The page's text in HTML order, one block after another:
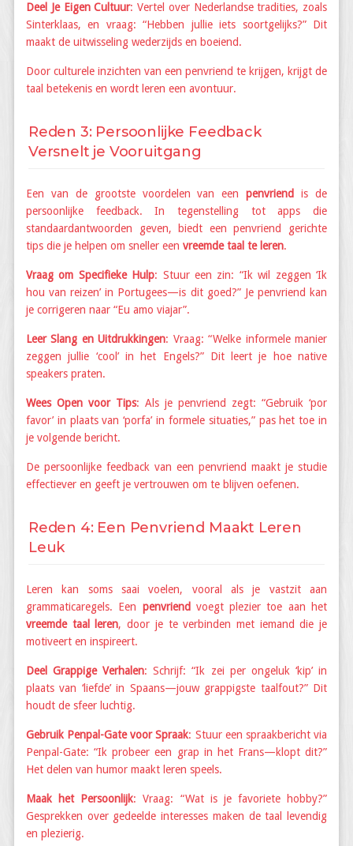
Deel Je Eigen Cultuur: Vertel over Nederlandse tradities, zoals
Sinterklaas, en vraag: “Hebben jullie iets soortgelijks?” Dit
maakt de uitwisseling wederzijds en boeiend.
Door culturele inzichten van een penvriend te krijgen, krijgt de
taal betekenis en wordt leren een avontuur.
Reden 3: Persoonlijke Feedback
Versnelt je Vooruitgang
Een van de grootste voordelen van eenpenvriend
is de
persoonlijke feedback. In tegenstelling tot apps die
standaardantwoorden geven, biedt een penvriend gerichte
tips die je helpen om sneller een vreemde taal te leren.
Vraag om Specifieke Hulp: Stuur een zin: “Ik wil zeggen ‘Ik
hou van reizen’ in Portugees—is dit goed?” Je penvriend kan
je corrigeren naar “Eu amo viajar”.
Leer Slang en Uitdrukkingen: Vraag: “Welke informele manier
zeggen jullie ‘cool’ in het Engels?” Dit leert je hoe native
speakers praten.
Wees Open voor Tips: Als je penvriend zegt: “Gebruik ‘por
favor’ in plaats van ‘porfa’ in formele situaties,” pas het toe in
je volgende bericht.
De persoonlijke feedback van een penvriend maakt je studie
effectiever en geeft je vertrouwen om te blijven oefenen.
Reden 4: Een Penvriend Maakt Leren
Leuk
Leren kan soms saai voelen, vooral als je vastzit aan
grammaticaregels. Een penvriend voegt plezier toe aan het
vreemde taal leren, door je te verbinden met iemand die je
motiveert en inspireert.
Deel Grappige Verhalen: Schrijf: “Ik zei per ongeluk ‘kip’ in
plaats van ‘liefde’ in Spaans—jouw grappigste taalfout?” Dit
houdt de sfeer luchtig.
Gebruik Penpal-Gate voor Spraak: Stuur een spraakbericht via
Penpal-Gate: “Ik probeer een grap in het Frans—klopt dit?”
Het delen van humor maakt leren speels.
Maak het Persoonlijk: Vraag: “Wat is je favoriete hobby?”
Gesprekken over gedeelde interesses maken de taal levendig
en plezierig.